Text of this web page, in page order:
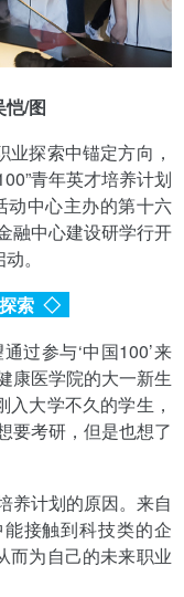
恺/图
探索中锚定方向，
青年英才培养计划
动中心主办的第十六
融中心建设研学行开
。
索 ◇
过参与‘中国100’来
康医学院的大一新生
大学不久的学生，
要考研，但是也想了
养计划的原因。来自
接触到科技类的企
而为自己的未来职业